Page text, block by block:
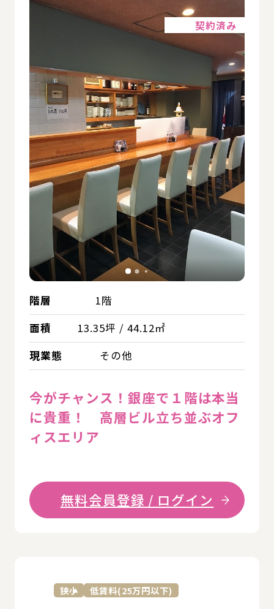
契約済み
階層
1階
面積
13.35坪 / 44.12㎡
現業態
その他
今がチャンス！銀座で１階は本当
に貴重！ 高層ビル立ち並ぶオフ
ィスエリア
無料会員登録 / ログイン
狭小 低賃料(25万円以下)